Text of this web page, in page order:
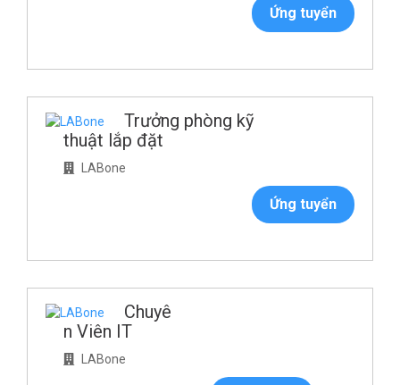
Ứng tuyển
Trưởng phòng kỹ
thuật lắp đặt
LABone
Ứng tuyển
Chuyê
n Viên IT
LABone